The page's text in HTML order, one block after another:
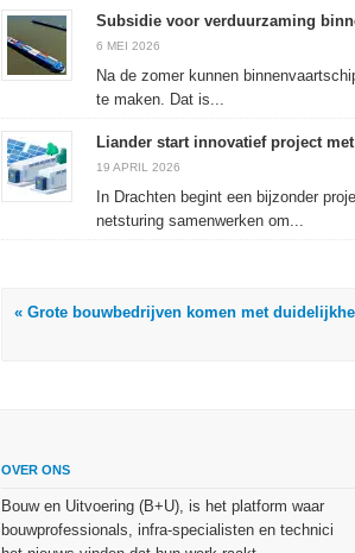
Subsidie voor verduurzaming
6 MEI 2026
Na de zomer kunnen
te maken. Dat is...
Liander start innovatief project
19 APRIL 2026
In Drachten begint een bijzonder
netsturing samenwerken om...
« Grote bouwbedrijven komen met
OVER ONS
Bouw en Uitvoering (B+U), is het platform waar
bouwprofessionals, infra-specialisten en technici